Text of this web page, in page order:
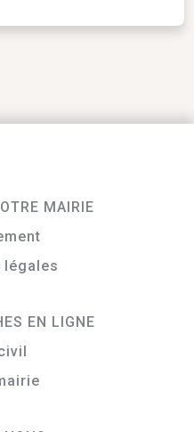
MAIRIE
légales
EN LIGNE